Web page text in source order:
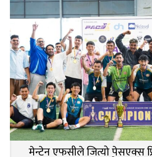
मेन्टेन एफसीले जित्यो पेसएक्स